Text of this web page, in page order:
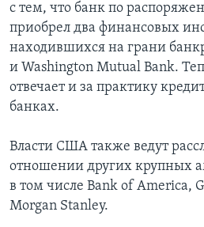
с тем, что банк по
приобрел два финансовых
находившихся на грани
и Washington Mutual Bank.
отвечает и за практику
банках.
Власти США также ведут
отношении других крупных
в том числе Bank of America,
Morgan Stanley.